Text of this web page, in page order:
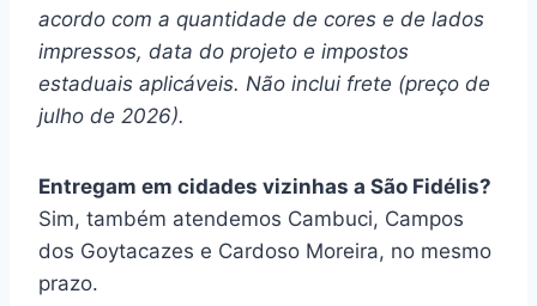
acordo com a quantidade de cores e de lados
impressos, data do projeto e impostos
estaduais aplicáveis. Não inclui frete (preço de
julho de 2026).
Entregam em cidades vizinhas a São Fidélis?
Sim, também atendemos Cambuci, Campos
dos Goytacazes e Cardoso Moreira, no mesmo
prazo.